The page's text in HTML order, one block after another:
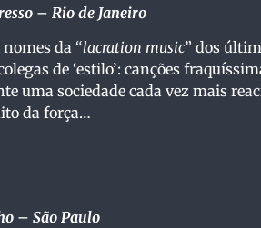
– Rio de Janeiro
da “lacration music” dos
de ‘estilo’: canções
uma sociedade cada vez mais
da força…
– São Paulo